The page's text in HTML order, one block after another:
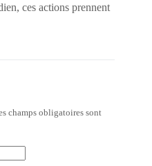
ces actions prennent
champs obligatoires sont